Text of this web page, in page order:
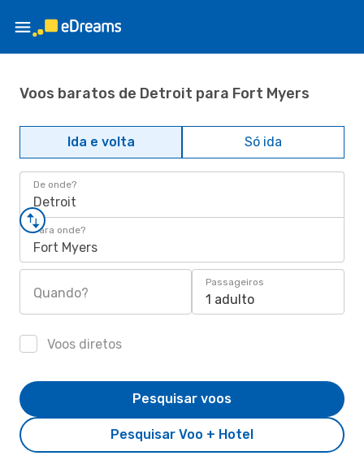
Voos baratos de Detroit para Fort Myers
Ida e volta Só ida
De onde?
Detroit
Para onde?
Fort Myers
Quando?
Passageiros
1 adulto
Voos diretos
Pesquisar Voo + Hotel
Pesquisar voos